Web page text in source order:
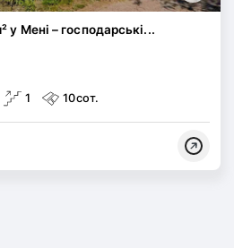
у Мені – господарські...
1 10сот.